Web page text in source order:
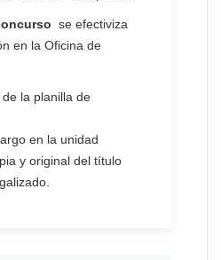
se efectiviza
en la Oficina de
la planilla de
en la unidad
y original del título